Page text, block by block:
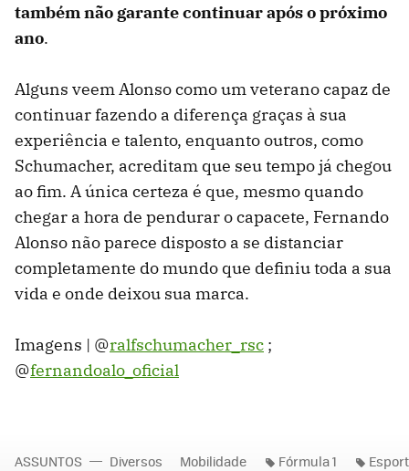
também não garante continuar após o próximo
ano.
Alguns veem Alonso como um veterano capaz de
continuar fazendo a diferença graças à sua
experiência e talento, enquanto outros, como
Schumacher, acreditam que seu tempo já chegou
ao fim. A única certeza é que, mesmo quando
chegar a hora de pendurar o capacete, Fernando
Alonso não parece disposto a se distanciar
completamente do mundo que definiu toda a sua
vida e onde deixou sua marca.
Imagens | @ralfschumacher_rsc ;
@fernandoalo_oficial
ASSUNTOS Diversos Mobilidade Fórmula 1